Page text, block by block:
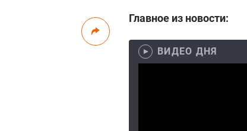
Главное из новости:
ВИДЕО ДНЯ